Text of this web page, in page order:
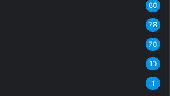
80
78
70
10
1